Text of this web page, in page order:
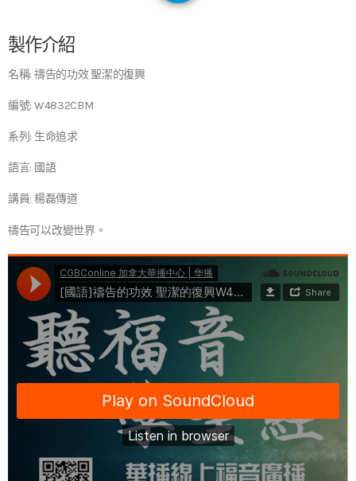
製作介紹
名稱: 禱告的功效 聖潔的復興
編號: W4832CBM
系列: 生命追求
語言: 國語
講員: 楊磊傳道
禱告可以改變世界。